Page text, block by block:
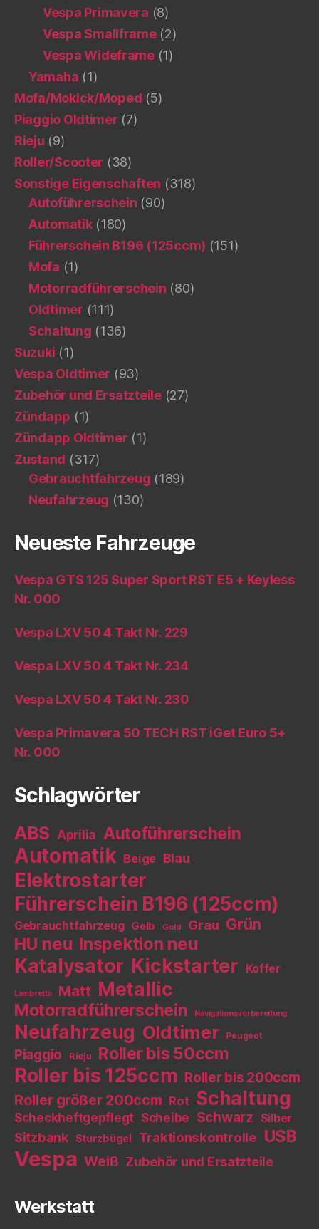
Vespa Primavera (8)
Vespa Smallframe(2)
Vespa Wideframe(1)
Yamaha (1)
Mofa/Mokick/Moped (5)
Piaggio Oldtimer (7)
Rieju (9)
Roller/Scooter (38)
Sonstige Eigenschaften (318)
Autoführerschein (90)
Automatik(180)
Führerschein B196 (125ccm) (151)
Mofa (1)
Motorradführerschein (80)
Oldtimer (111)
Schaltung (136)
Suzuki (1)
Vespa Oldtimer (93)
Zubehör und Ersatzteile(27)
Zündapp (1)
Zündapp Oldtimer (1)
Zustand (317)
Gebrauchtfahrzeug (189)
Neufahrzeug (130)
Neueste Fahrzeuge
Vespa GTS 125 Super Sport RST E5 + Keyless
Nr. 000
Vespa LXV 50 4 Takt Nr. 229
Vespa LXV 50 4 Takt Nr. 234
Vespa LXV 50 4 Takt Nr. 230
Vespa Primavera 50 TECH RST iGet Euro 5+
Nr. 000
Schlagwörter
ABS Aprilia Autoführerschein
Automatik Beige Blau
Elektrostarter
Führerschein B196 (125ccm)
Gebrauchtfahrzeug Gelb Gold Grau Grün
HU neu Inspektion neu
Katalysator Kickstarter Koffer
Lambretta Matt Metallic
Motorradführerschein Navigationsvorbereitung
Neufahrzeug Oldtimer Peugeot
Piaggio Rieju Roller bis 50ccm
Roller bis 125ccm Roller bis 200ccm
Roller größer 200ccm Rot Schaltung
Scheckheftgepflegt Scheibe Schwarz Silber
Sitzbank Sturzbügel Traktionskontrolle USB
Vespa Weiß Zubehör und Ersatzteile
Werkstatt